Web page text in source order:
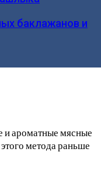
баклажанов и
и ароматные мясные
метода раньше